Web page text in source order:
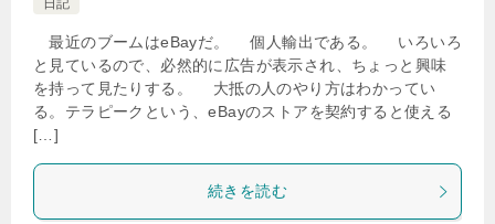
日記
最近のブームはeBayだ。 個人輸出である。 いろいろ
と見ているので、必然的に広告が表示され、ちょっと興味
を持って見たりする。 大抵の人のやり方はわかってい
る。テラピークという、eBayのストアを契約すると使える
[…]
続きを読む